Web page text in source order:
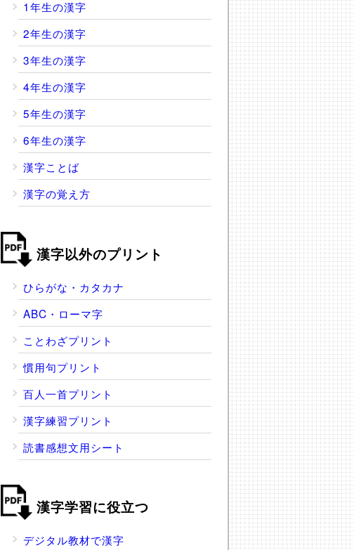
1年生の漢字
2年生の漢字
3年生の漢字
4年生の漢字
5年生の漢字
6年生の漢字
漢字ことば
漢字の覚え方
漢字以外のプリント
ひらがな・カタカナ
ABC・ローマ字
ことわざプリント
慣用句プリント
百人一首プリント
漢字練習プリント
読書感想文用シート
漢字学習に役立つ
デジタル教材で漢字